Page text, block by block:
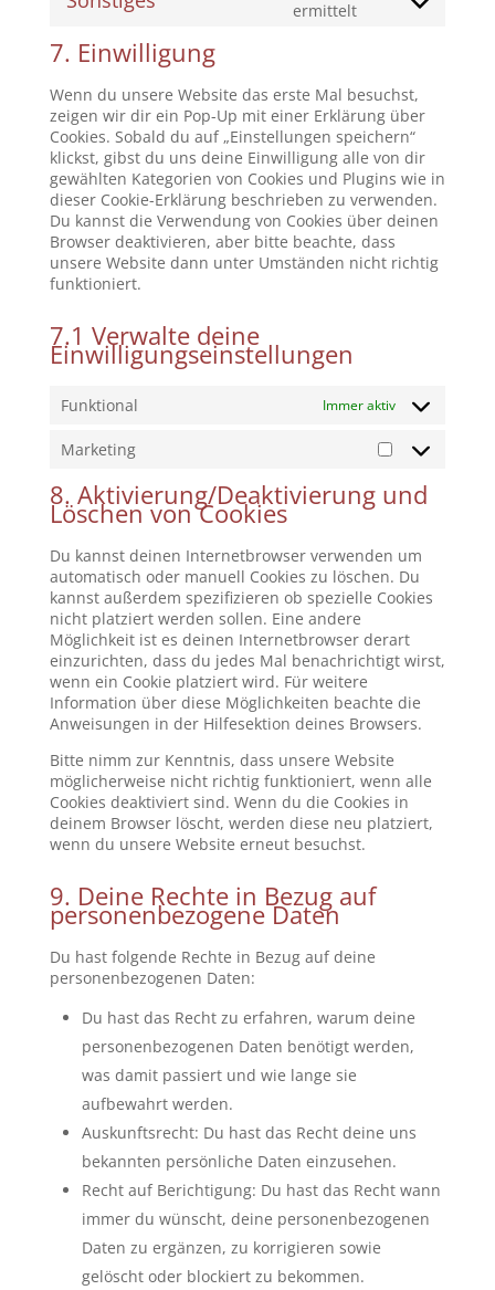
ermittelt
Consent
7. Einwilligung
Wenn du unsere Website das erste Mal besuchst,
zeigen wir dir ein Pop-Up mit einer Erklärung über
Cookies. Sobald du auf „Einstellungen speichern“
klickst, gibst du uns deine Einwilligung alle von dir
gewählten Kategorien von Cookies und Plugins wie in
dieser Cookie-Erklärung beschrieben zu verwenden.
Du kannst die Verwendung von Cookies über deinen
Browser deaktivieren, aber bitte beachte, dass
unsere Website dann unter Umständen nicht richtig
funktioniert.
7.1 Verwalte deine
Einwilligungseinstellungen
Funktional Immer aktiv
Marketing Marketing
8. Aktivierung/Deaktivierung und
Löschen von Cookies
Du kannst deinen Internetbrowser verwenden um
automatisch oder manuell Cookies zu löschen. Du
kannst außerdem spezifizieren ob spezielle Cookies
nicht platziert werden sollen. Eine andere
Möglichkeit ist es deinen Internetbrowser derart
einzurichten, dass du jedes Mal benachrichtigt wirst,
wenn ein Cookie platziert wird. Für weitere
Information über diese Möglichkeiten beachte die
Anweisungen in der Hilfesektion deines Browsers.
Bitte nimm zur Kenntnis, dass unsere Website
möglicherweise nicht richtig funktioniert, wenn alle
Cookies deaktiviert sind. Wenn du die Cookies in
deinem Browser löscht, werden diese neu platziert,
wenn du unsere Website erneut besuchst.
9. Deine Rechte in Bezug auf
personenbezogene Daten
Du hast folgende Rechte in Bezug auf deine
personenbezogenen Daten:
Du hast das Recht zu erfahren, warum deine
personenbezogenen Daten benötigt werden,
was damit passiert und wie lange sie
aufbewahrt werden.
Auskunftsrecht: Du hast das Recht deine uns
bekannten persönliche Daten einzusehen.
Recht auf Berichtigung: Du hast das Recht wann
immer du wünscht, deine personenbezogenen
Daten zu ergänzen, zu korrigieren sowie
gelöscht oder blockiert zu bekommen.